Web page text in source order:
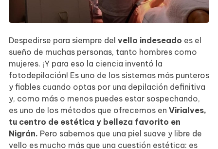
Despedirse para siempre del vello indeseado es el
sueño de muchas personas, tanto hombres como
mujeres. ¡Y para eso la ciencia inventó la
fotodepilación! Es uno de los sistemas más punteros
y fiables cuando optas por una depilación definitiva
y, como más o menos puedes estar sospechando,
es uno de los métodos que ofrecemos en Virialves,
tu centro de estética y belleza favorito en
Nigrán. Pero sabemos que una piel suave y libre de
vello es mucho más que una cuestión estética: es